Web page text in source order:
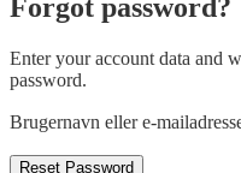
Forgot password?
Enter your account data and
password.
Brugernavn eller e-